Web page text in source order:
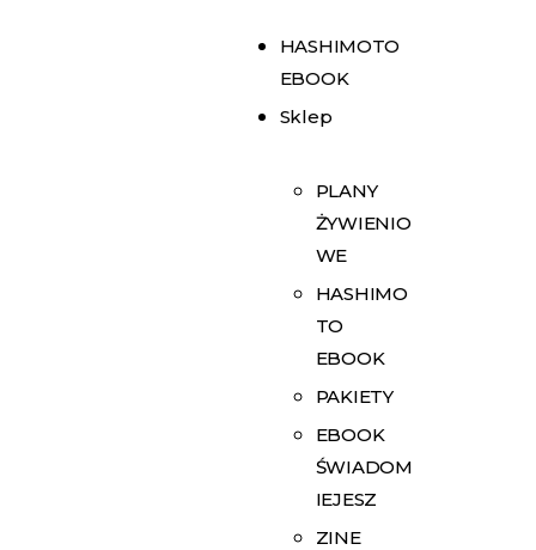
HASHIMOTO
EBOOK
Sklep
PLANY
ŻYWIENIO
WE
HASHIMO
TO
EBOOK
PAKIETY
EBOOK
ŚWIADOM
IEJESZ
ZINE